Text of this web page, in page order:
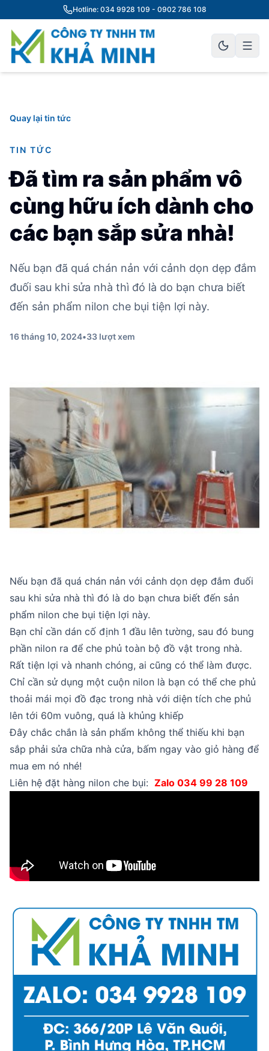
Hotline: 034 9928 109 - 0902 786 108
Quay lại tin tức
TIN TỨC
Đã tìm ra sản phẩm vô
cùng hữu ích dành cho
các bạn sắp sửa nhà!
Nếu bạn đã quá chán nản với cảnh dọn dẹp đắm
đuối sau khi sửa nhà thì đó là do bạn chưa biết
đến sản phẩm nilon che bụi tiện lợi này.
16 tháng 10, 2024•33 lượt xem
Nếu bạn đã quá chán nản với cảnh dọn dẹp đắm đuối
sau khi sửa nhà thì đó là do bạn chưa biết đến sản
phẩm nilon che bụi tiện lợi này.
Bạn chỉ cần dán cố định 1 đầu lên tường, sau đó bung
phần nilon ra để che phủ toàn bộ đồ vật trong nhà.
Rất tiện lợi và nhanh chóng, ai cũng có thể làm được.
Chỉ cần sử dụng một cuộn nilon là bạn có thể che phủ
thoải mái mọi đồ đạc trong nhà với diện tích che phủ
lên tới 60m vuông, quá là khủng khiếp
Đây chắc chắn là sản phẩm không thể thiếu khi bạn
sắp phải sửa chữa nhà cửa, bấm ngay vào giỏ hàng để
mua em nó nhé!
Liên hệ đặt hàng nilon che bụi: Zalo 034 99 28 109